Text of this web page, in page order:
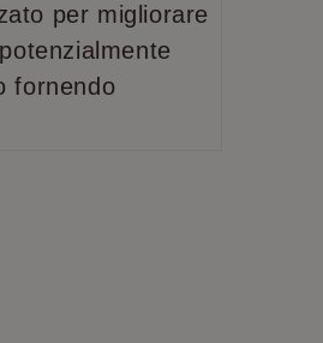
per migliorare
fornendo